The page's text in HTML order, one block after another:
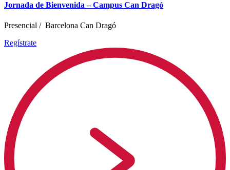
Jornada de Bienvenida – Campus Can Dragó
Presencial / Barcelona Can Dragó
Regístrate